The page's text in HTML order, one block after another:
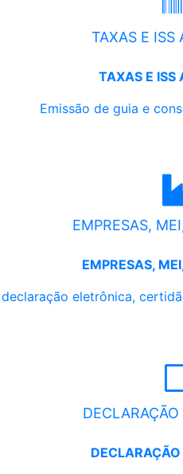
TAXAS E ISS
TAXAS E ISS
Emissão de guia e
EMPRESAS,
EMPRESAS,
eletrônica,